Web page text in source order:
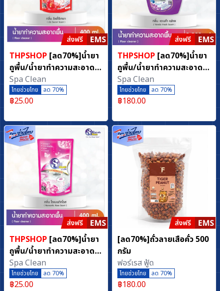
THPSHOP [ลด70%]น้ำยา
ถูพื้น/น้ำยาทำความสะอาด
พื้น กลิ่นลิลลี่ซีเครท (ขนาด
400 มล.)
Spa Clean
ไทยช่วยไทย ลด 70%
฿25.00
THPSHOP [ลด70%]น้ำยา
ถูพื้น/น้ำยาทำความสะอาด
พื้น กลิ่นแวนด้าเฟรช (ขนาด
3800 มล.)
Spa Clean
ไทยช่วยไทย ลด 70%
฿180.00
THPSHOP [ลด70%]น้ำยา
ถูพื้น/น้ำยาทำความสะอาด
พื้น กลิ่นโรแมนติกโรส
(ขนาด 400 มล.)
Spa Clean
ไทยช่วยไทย ลด 70%
฿25.00
[ลด70%]ถั่วลายเสือคั่ว 500
กรัม
ฟอร์เรส ฟู้ด
ไทยช่วยไทย ลด 70%
฿180.00